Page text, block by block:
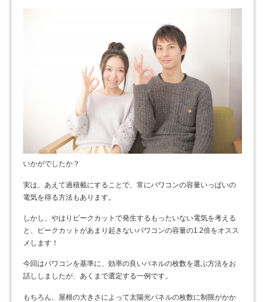
いかがでしたか？
実は、あえて過積載にすることで、常にパワコンの容量いっぱいの
電気を得る方法もあります。
しかし、やはりピークカットで発生するもったいない電気を考える
と、ピークカットがあまり起きないパワコンの容量の1.2倍をオスス
メします！
今回はパワコンを基準に、効率の良いパネルの枚数を選ぶ方法をお
話ししましたが、あくまで選定する一例です。
もちろん、屋根の大きさによって太陽光パネルの枚数に制限がかか